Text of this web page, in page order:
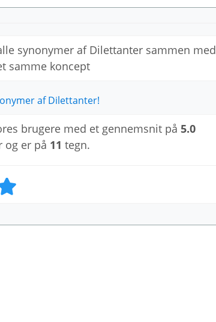
synonymer af Dilettanter sammen med
samme koncept
af Dilettanter!
brugere med et gennemsnit på 5.0
og er på 11 tegn.